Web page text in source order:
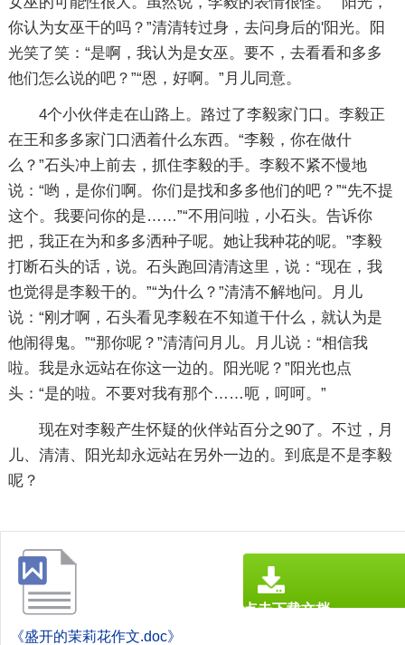
你认为女巫干的吗？”清清转过身，去问身后的'阳光。阳
光笑了笑：“是啊，我认为是女巫。要不，去看看和多多
他们怎么说的吧？”“恩，好啊。”月儿同意。
4个小伙伴走在山路上。路过了李毅家门口。李毅正
在王和多多家门口洒着什么东西。“李毅，你在做什
么？”石头冲上前去，抓住李毅的手。李毅不紧不慢地
说：“哟，是你们啊。你们是找和多多他们的吧？”“先不提
这个。我要问你的是……”“不用问啦，小石头。告诉你
把，我正在为和多多洒种子呢。她让我种花的呢。”李毅
打断石头的话，说。石头跑回清清这里，说：“现在，我
也觉得是李毅干的。”“为什么？”清清不解地问。月儿
说：“刚才啊，石头看见李毅在不知道干什么，就认为是
他闹得鬼。”“那你呢？”清清问月儿。月儿说：“相信我
啦。我是永远站在你这一边的。阳光呢？”阳光也点
头：“是的啦。不要对我有那个……呃，呵呵。”
现在对李毅产生怀疑的伙伴站百分之90了。不过，月
儿、清清、阳光却永远站在另外一边的。到底是不是李毅
呢？
《盛开的茉莉花作文.doc》
点击下载文档